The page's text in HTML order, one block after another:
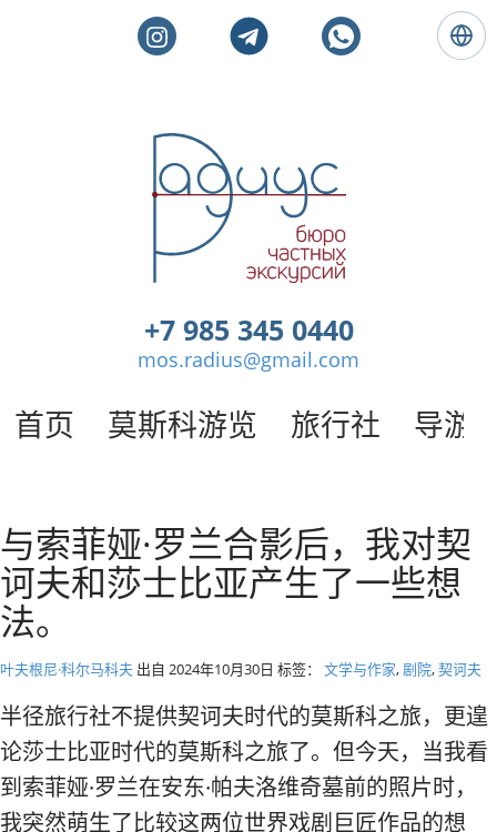
莫
斯
科
游
。
莫
斯
导
游
语
+7 985 345 0440
mos.radius@gmail.com
首页 莫斯科游览 旅行社 导游
莫斯科私人旅游和导游
与索菲娅·罗兰合影后，我对契
诃夫和莎士比亚产生了一些想
法。
叶夫根尼·科尔马科夫 出自 2024年10月30日 标签： 文学与作家,剧院,契诃夫
半径旅行社不提供契诃夫时代的莫斯科之旅，更遑
论莎士比亚时代的莫斯科之旅了。但今天，当我看
到索菲娅·罗兰在安东·帕夫洛维奇墓前的照片时，
我突然萌生了比较这两位世界戏剧巨匠作品的想